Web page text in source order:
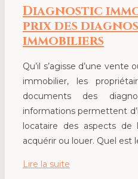
Diagnostic
prix des
immobiliers
Qu’il s’agisse d’une vente
immobilier, les
documents des
informations permettent
locataire des aspects de
acquérir ou louer. Quel est
Lire la suite